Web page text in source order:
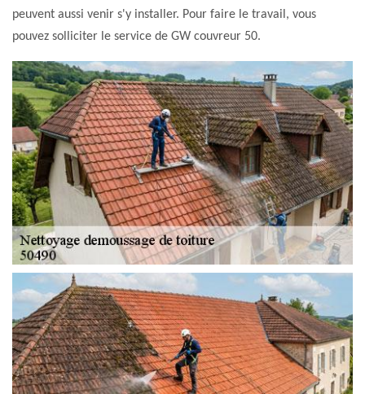
peuvent aussi venir s'y installer. Pour faire le travail, vous
pouvez solliciter le service de GW couvreur 50.